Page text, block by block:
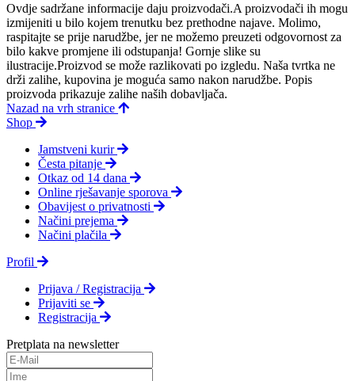
Ovdje sadržane informacije daju proizvodači.A proizvodači ih mogu
izmijeniti u bilo kojem trenutku bez prethodne najave. Molimo,
raspitajte se prije narudžbe, jer ne možemo preuzeti odgovornost za
bilo kakve promjene ili odstupanja! Gornje slike su
ilustracije.Proizvod se može razlikovati po izgledu. Naša tvrtka ne
drži zalihe, kupovina je moguća samo nakon narudžbe. Popis
proizvoda prikazuje zalihe naših dobavljača.
Nazad na vrh stranice
Shop
Jamstveni kurir
Česta pitanje
Otkaz od 14 dana
Online rješavanje sporova
Obavijest o privatnosti
Načini prejema
Načini plačila
Profil
Prijava / Registracija
Prijaviti se
Registracija
Pretplata na newsletter